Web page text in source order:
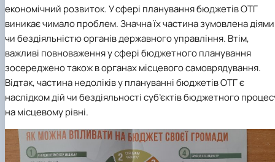
економічний розвиток. У сфері планування бюджетів ОТГ
виникає чимало проблем. Значна їх частина зумовлена діями
чи бездіяльністю органів державного управління. Втім,
важливі повноваження у сфері бюджетного планування
зосереджено також в органах місцевого самоврядування.
Відтак, частина недоліків у плануванні бюджетів ОТГ є
наслідком дій чи бездіяльності суб’єктів бюджетного
на місцевому рівні.